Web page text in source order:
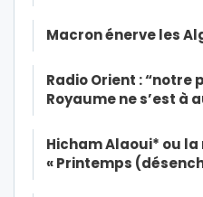
Macron énerve les
Radio Orient : “notre
Royaume ne s’est à
Hicham Alaoui* ou
« Printemps